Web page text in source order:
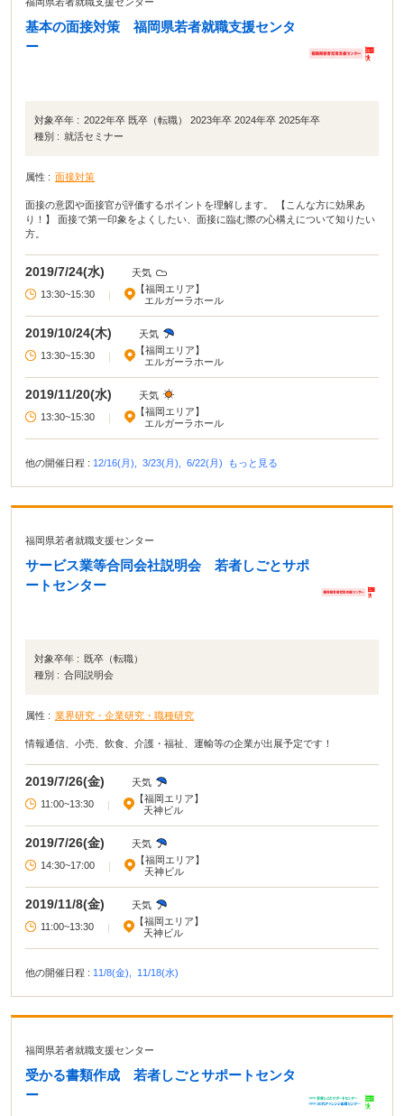
基本の面接対策 福岡県若者就職支援センタ
ー
対象卒年 : 2022年卒 既卒（転職） 2023年卒 2024年卒 2025年卒
種別 : 就活セミナー
属性 : 面接対策
面接の意図や面接官が評価するポイントを理解します。 【こんな方に効果あ
り！】 面接で第一印象をよくしたい、面接に臨む際の心構えについて知りたい
方。
2019/7/24(水)
天気
13:30~15:30
|
【福岡エリア】
エルガーラホール
2019/10/24(木)
天気
13:30~15:30
|
【福岡エリア】
エルガーラホール
2019/11/20(水)
天気
13:30~15:30
|
【福岡エリア】
エルガーラホール
他の開催日程 : 12/16(月), 3/23(月), 6/22(月) もっと見る
福岡県若者就職支援センター
サービス業等合同会社説明会 若者しごとサポ
ートセンター
対象卒年 : 既卒（転職）
種別 : 合同説明会
属性 : 業界研究・企業研究・職種研究
情報通信、小売、飲食、介護・福祉、運輸等の企業が出展予定です！
2019/7/26(金)
天気
11:00~13:30
|
【福岡エリア】
天神ビル
2019/7/26(金)
天気
14:30~17:00
|
【福岡エリア】
天神ビル
2019/11/8(金)
天気
11:00~13:30
|
【福岡エリア】
天神ビル
他の開催日程 : 11/8(金), 11/18(水)
福岡県若者就職支援センター
受かる書類作成 若者しごとサポートセンタ
ー